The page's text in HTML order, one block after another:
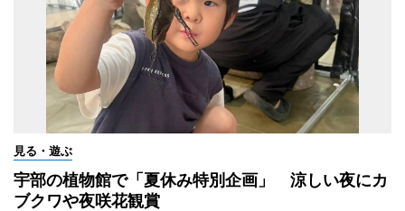
見る・遊ぶ
宇部の植物館で「夏休み特別企画」 涼しい夜にカ
ブクワや夜咲花観賞